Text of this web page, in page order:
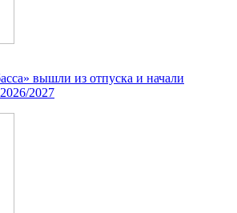
вышли из отпуска и начали
2027